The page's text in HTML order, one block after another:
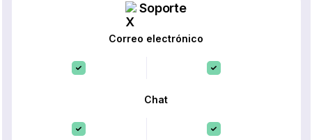
Soporte
Correo electrónico
Chat